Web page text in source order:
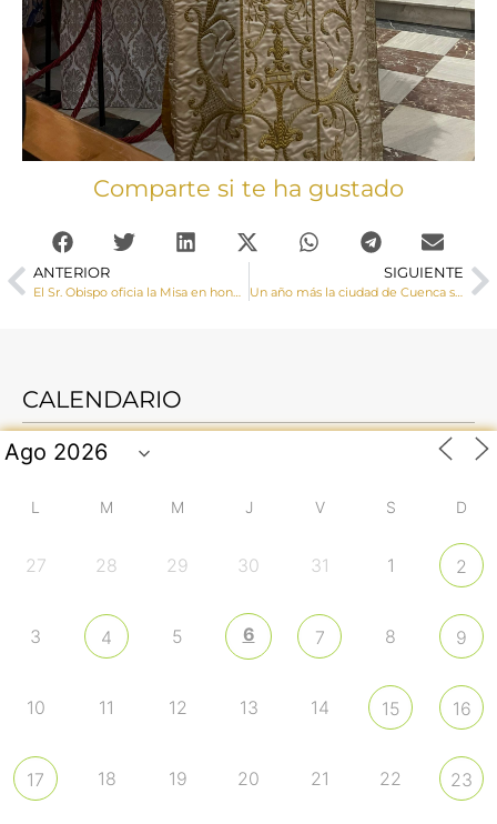
Comparte si te ha gustado
ANTERIOR
El Sr. Obispo oficia la Misa en honor a Ntra. Sra. la Virgen de la Luz, patrona de la ciudad de Cuenca y Alcaldesa de honor
SIGUIENTE
Un año más la ciudad de Cuenca se vuelca en la celebración del Corpus Christi
CALENDARIO
L M M J V S D
27 28 29 30 31 1 2
3 4 5 6 7 8 9
10 11 12 13 14 15 16
17 18 19 20 21 22 23